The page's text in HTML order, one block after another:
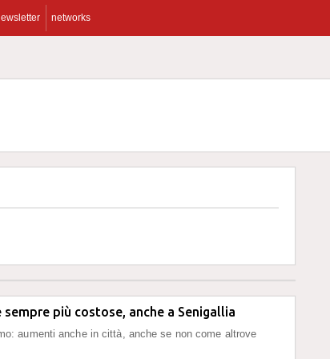
networks
sempre più costose, anche a Senigallia
aumenti anche in città, anche se non come altrove